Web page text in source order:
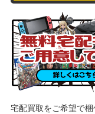
宅配買取をご希望で